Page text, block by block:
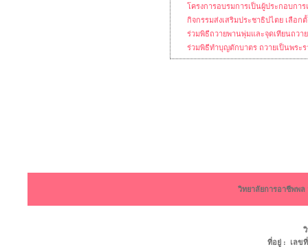
โครงการอบรมการเป็นผู้ประกอบกา
กิจกรรมส่งเสริมประชาธิปไตย เลือก
ร่วมพิธีถวายพานพุ่มและจุดเทียนถวา
ร่วมพิธีทำบุญตักบาตร ถวายเป็นพระ
วิทยาลัยการอาชีพพ
ที่อยู่ : เลข